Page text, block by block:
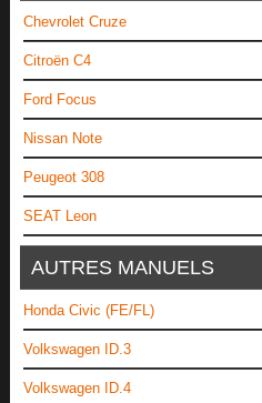
Chevrolet Cruze
Citroën C4
Ford Focus
Nissan Note
Peugeot 308
SEAT Leon
AUTRES MANUELS
Honda Civic (FE/FL)
Volkswagen ID.3
Volkswagen ID.4